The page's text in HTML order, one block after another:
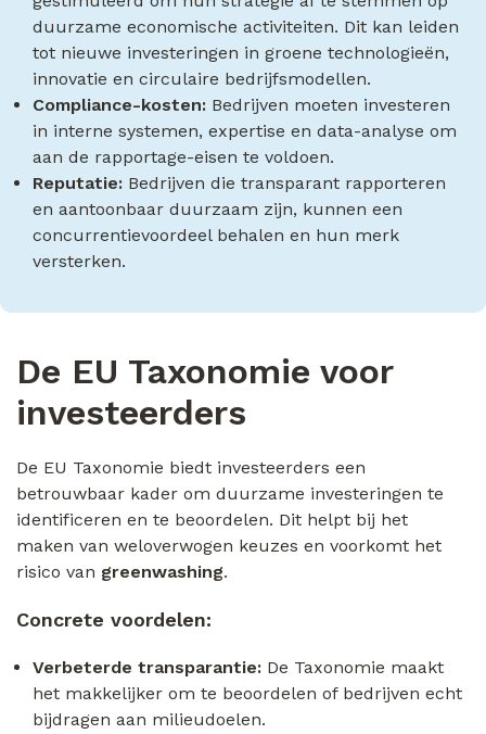
duurzame economische activiteiten. Dit kan leiden
tot nieuwe investeringen in groene technologieën,
innovatie en circulaire bedrijfsmodellen.
Compliance-kosten: Bedrijven moeten investeren
in interne systemen, expertise en data-analyse om
aan de rapportage-eisen te voldoen.
Reputatie: Bedrijven die transparant rapporteren
en aantoonbaar duurzaam zijn, kunnen een
concurrentievoordeel behalen en hun merk
versterken.
De EU Taxonomie voor
investeerders
De EU Taxonomie biedt investeerders een
betrouwbaar kader om duurzame investeringen te
identificeren en te beoordelen. Dit helpt bij het
maken van weloverwogen keuzes en voorkomt het
risico van greenwashing.
Concrete voordelen:
Verbeterde transparantie: De Taxonomie maakt
het makkelijker om te beoordelen of bedrijven echt
bijdragen aan milieudoelen.